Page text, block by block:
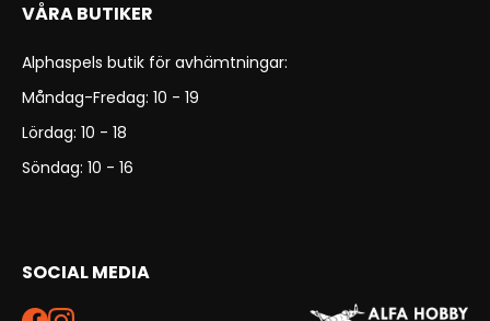
VÅRA BUTIKER
Alphaspels butik för avhämtningar:
Måndag-Fredag: 10 - 19
Lördag: 10 - 18
Söndag: 10 - 16
SOCIAL MEDIA